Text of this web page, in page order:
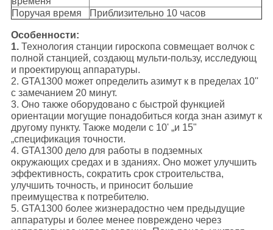
Поручая время
Приблизительно 10 часов
Особенности:
1. Технология станции гироскопа совмещает волчок с
полной станцией, создающ мульти-пользу, исследующ
и проектирующ аппаратуры.
2. GTA1300 может определить азимут к в пределах 10''
с замечанием 20 минут.
3. Оно также оборудовано с быстрой функцией
ориентации могущие понадобиться когда знан азимут к
другому пункту. Также модели с 10' „и 15"
„спецификация точности.
4. GTA1300 дело для работы в подземных
окружающих средах и в зданиях. Оно может улучшить
эффективность, сократить срок строительства,
улучшить точность, и приносит большие
преимущества к потребителю.
5. GTA1300 более жизнерадостно чем предыдущие
аппаратуры и более менее повреждено через